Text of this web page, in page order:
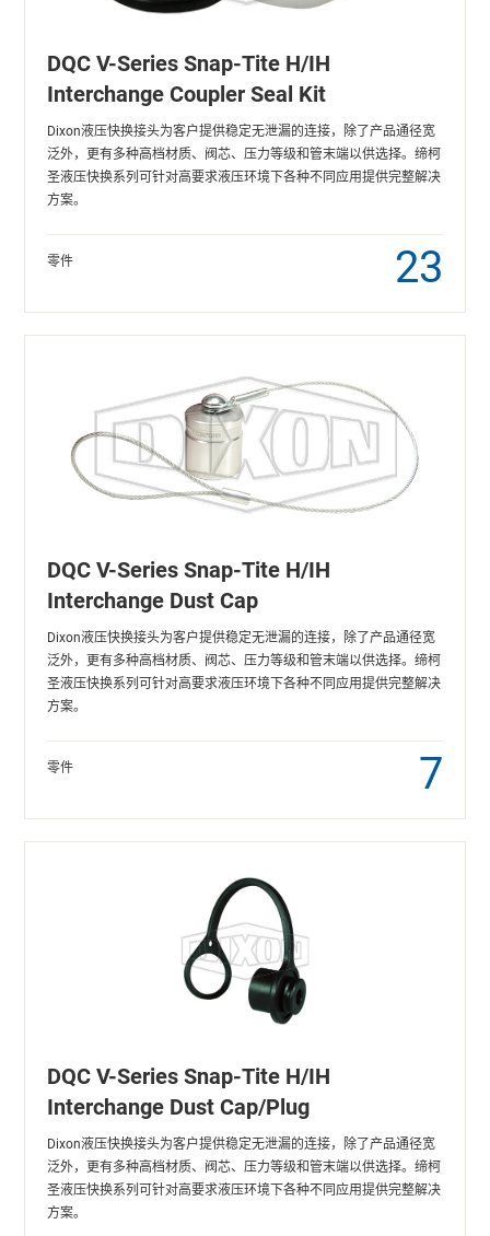
DQC V-Series Snap-Tite H/IH
Interchange Coupler Seal Kit
Dixon液压快换接头为客户提供稳定无泄漏的连接，除了产品通径宽
泛外，更有多种高档材质、阀芯、压力等级和管末端以供选择。缔柯
圣液压快换系列可针对高要求液压环境下各种不同应用提供完整解决
方案。
零件 23
DQC V-Series Snap-Tite H/IH
Interchange Dust Cap
Dixon液压快换接头为客户提供稳定无泄漏的连接，除了产品通径宽
泛外，更有多种高档材质、阀芯、压力等级和管末端以供选择。缔柯
圣液压快换系列可针对高要求液压环境下各种不同应用提供完整解决
方案。
零件 7
DQC V-Series Snap-Tite H/IH
Interchange Dust Cap/Plug
Dixon液压快换接头为客户提供稳定无泄漏的连接，除了产品通径宽
泛外，更有多种高档材质、阀芯、压力等级和管末端以供选择。缔柯
圣液压快换系列可针对高要求液压环境下各种不同应用提供完整解决
方案。